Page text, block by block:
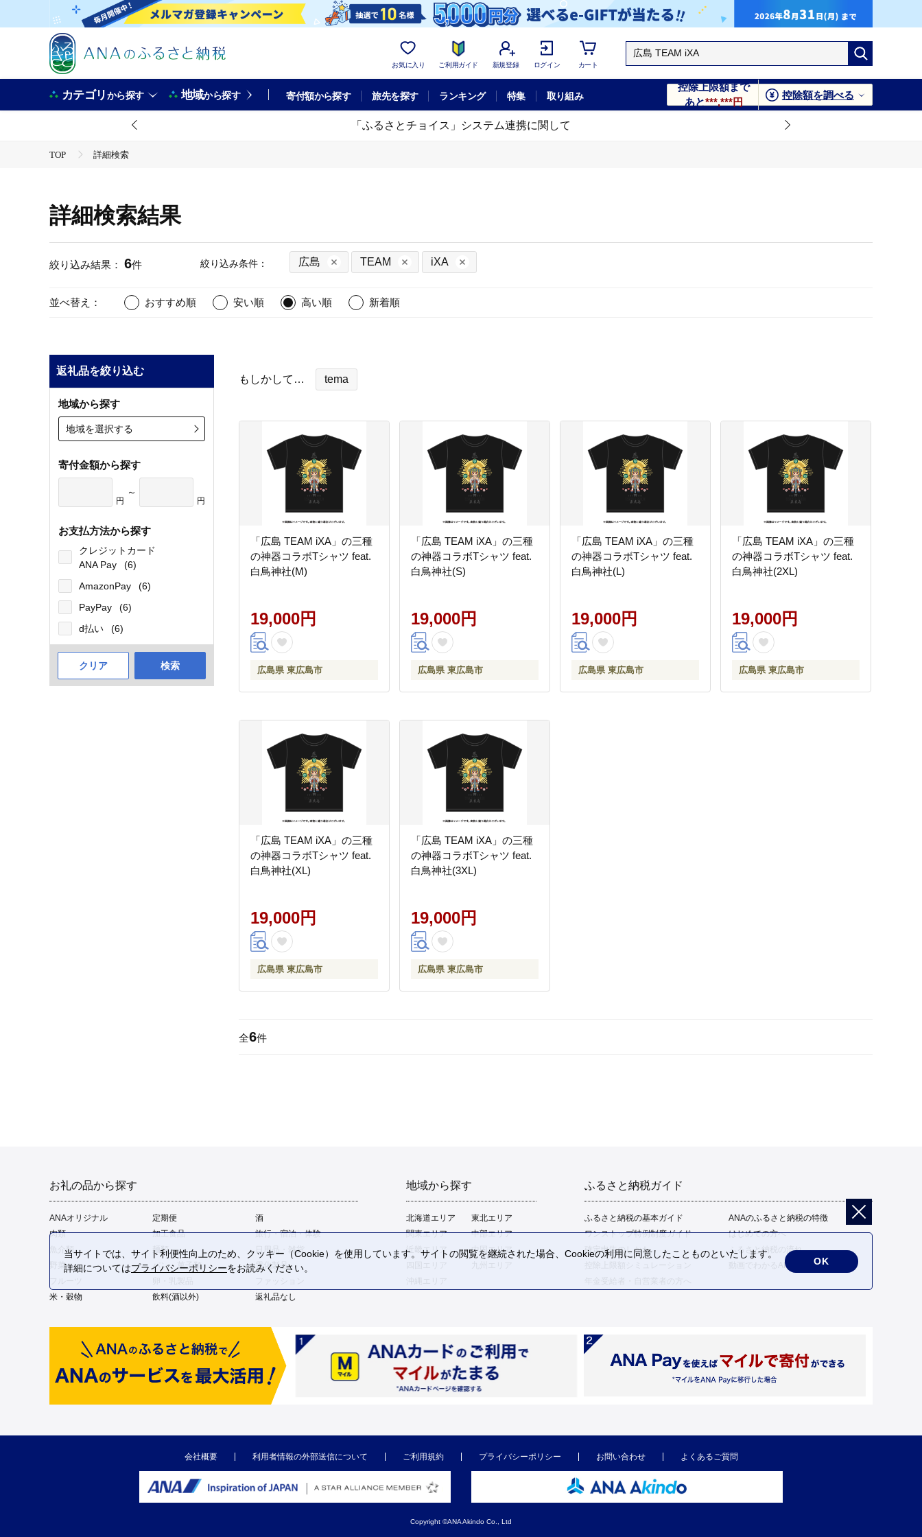
お気に入り ご利用ガイド 新規登録 ログイン カート
カテゴリから探す 地域から探す 寄付額から探す 旅先を探す ランキング 特集 取り組み
控除上限額まで
あと***,***円
控除額を調べる
「ふるさとチョイス」システム連携に関して
TOP 詳細検索
詳細検索結果
絞り込み結果： 6件 絞り込み条件： 広島 TEAM iXA
並べ替え： おすすめ順 安い順 高い順 新着順
返礼品を絞り込む
地域から探す
地域を選択する
寄付金額から探す
円
～
円
お支払方法から探す
クレジットカード
ANA Pay
(6)
AmazonPay
(6)
PayPay
(6)
d払い
(6)
クリア 検索
もしかして… tema
「広島 TEAM iXA」の三種
の神器コラボTシャツ feat.
白鳥神社(M)
19,000円
広島県 東広島市
「広島 TEAM iXA」の三種
の神器コラボTシャツ feat.
白鳥神社(S)
19,000円
広島県 東広島市
「広島 TEAM iXA」の三種
の神器コラボTシャツ feat.
白鳥神社(L)
19,000円
広島県 東広島市
「広島 TEAM iXA」の三種
の神器コラボTシャツ feat.
白鳥神社(2XL)
19,000円
広島県 東広島市
「広島 TEAM iXA」の三種
の神器コラボTシャツ feat.
白鳥神社(XL)
19,000円
広島県 東広島市
「広島 TEAM iXA」の三種
の神器コラボTシャツ feat.
白鳥神社(3XL)
19,000円
広島県 東広島市
全6件
お礼の品から探す
ANAオリジナル 定期便
酒
肉類
加工食品
旅行・宿泊・体験
魚介類
麺類
日用品・雑貨
野菜
パン・菓子類
電化製品
フルーツ
米・穀物
飲料(酒以外) 返礼品なし
地域から探す
北海道エリア
東北エリア
関東エリア
中部エリア
近畿エリア
中国エリア
ふるさと納税ガイド
ふるさと納税の基本ガイド
ANAのふるさと納税の特徴
ワンストップ特例制度ガイド
はじめての方へ
確定申告のしかた
ふるさと納税の流れ
控除上限額シミュレーション
動画でわかるANAのふるさと納税
年金受給者・自営業者の方へ
会社概要 利用者情報の外部送信について ご利用規約 プライバシーポリシー お問い合わせ よくあるご質問
Copyright ©ANA Akindo Co., Ltd
当サイトでは、サイト利便性向上のため、クッキー（Cookie）を使用しています。サイトの閲覧を継続された場合、Cookieの利用に同意したことものといたします。
詳細についてはプライバシーポリシーをお読みください。
OK